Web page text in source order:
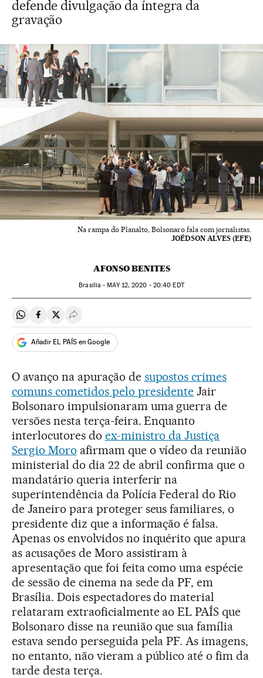
defende divulgação da íntegra da
gravação
Na rampa do Planalto, Bolsonaro fala com jornalistas.
JOÉDSON ALVES (EFE)
AFONSO BENITES
Brasília -MAY12, 2020 - 20:40 EDT
Compartir en Whatsapp
Compartir en Facebook
Compartir en Twitter
Desplegar Redes Sociales
Añadir EL PAÍS en Google
O avanço na apuração de supostos crimes
comuns cometidos pelo presidente Jair
Bolsonaro impulsionaram uma guerra de
versões nesta terça-feira. Enquanto
interlocutores do ex-ministro da Justiça
Sergio Moro afirmam que o vídeo da reunião
ministerial do dia 22 de abril confirma que o
mandatário queria interferir na
superintendência da Polícia Federal do Rio
de Janeiro para proteger seus familiares, o
presidente diz que a informação é falsa.
Apenas os envolvidos no inquérito que apura
as acusações de Moro assistiram à
apresentação que foi feita como uma espécie
de sessão de cinema na sede da PF, em
Brasília. Dois espectadores do material
relataram extraoficialmente ao EL PAÍS que
Bolsonaro disse na reunião que sua família
estava sendo perseguida pela PF. As imagens,
no entanto, não vieram a público até o fim da
tarde desta terça.